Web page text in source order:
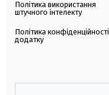
Політика використання
штучного інтелекту
Політика конфіденційності
додатку